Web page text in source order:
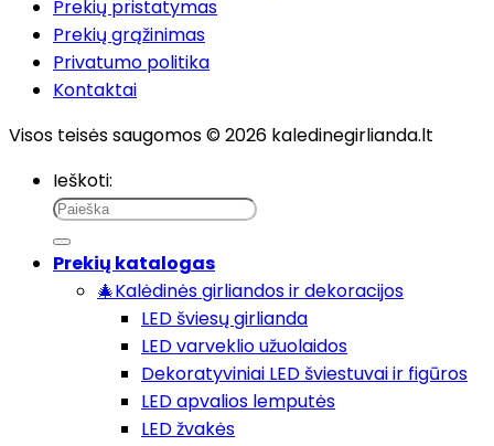
Prekių pristatymas
Prekių grąžinimas
Privatumo politika
Kontaktai
Visos teisės saugomos © 2026 kaledinegirlianda.lt
Ieškoti:
Prekių katalogas
🎄Kalėdinės girliandos ir dekoracijos
LED šviesų girlianda
LED varveklio užuolaidos
Dekoratyviniai LED šviestuvai ir figūros
LED apvalios lemputės
LED žvakės